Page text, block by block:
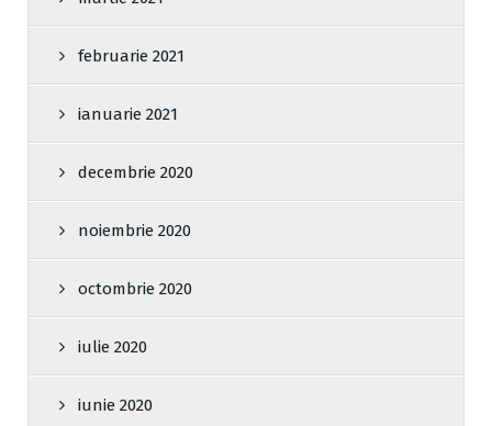
februarie 2021
ianuarie 2021
decembrie 2020
noiembrie 2020
octombrie 2020
iulie 2020
iunie 2020